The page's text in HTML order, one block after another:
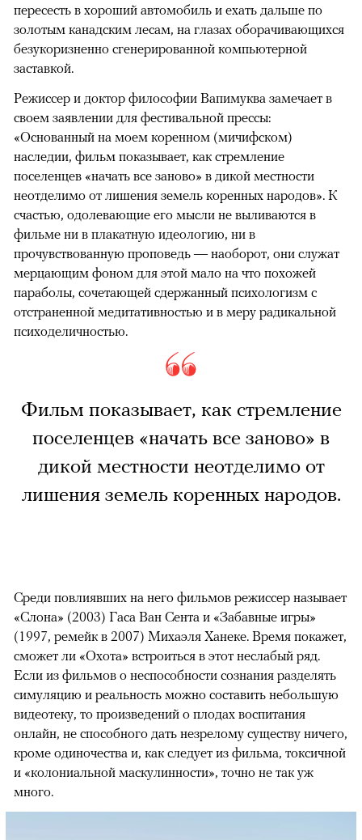
пересесть в хороший автомобиль и ехать дальше по
золотым канадским лесам, на глазах оборачивающихся
безукоризненно сгенерированной компьютерной
заставкой.
Режиссер и доктор философии Вапимуква замечает в
своем заявлении для фестивальной прессы:
«Основанный на моем коренном (мичифском)
наследии, фильм показывает, как стремление
поселенцев «начать все заново» в дикой местности
неотделимо от лишения земель коренных народов». К
счастью, одолевающие его мысли не выливаются в
фильме ни в плакатную идеологию, ни в
прочувствованную проповедь — наоборот, они служат
мерцающим фоном для этой мало на что похожей
параболы, сочетающей сдержанный психологизм с
отстраненной медитативностью и в меру радикальной
психоделичностью.
Фильм показывает, как стремление
поселенцев «начать все заново» в
дикой местности неотделимо от
лишения земель коренных народов.
Среди повлиявших на него фильмов режиссер называет
«Слона» (2003) Гаса Ван Сента и «Забавные игры»
(1997, ремейк в 2007) Михаэля Ханеке. Время покажет,
сможет ли «Охота» встроиться в этот неслабый ряд.
Если из фильмов о неспособности сознания разделять
симуляцию и реальность можно составить небольшую
видеотеку, то произведений о плодах воспитания
онлайн, не способного дать незрелому существу ничего,
кроме одиночества и, как следует из фильма, токсичной
и «колониальной маскулинности», точно не так уж
много.